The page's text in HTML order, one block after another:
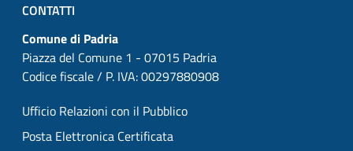
CONTATTI
Comune di Padria
Piazza del Comune 1 - 07015 Padria
Codice fiscale / P. IVA: 00297880908
Ufficio Relazioni con il Pubblico
Posta Elettronica Certificata